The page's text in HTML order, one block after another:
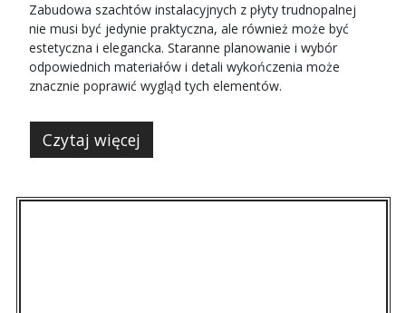
Zabudowa szachtów instalacyjnych z płyty trudnopalnej
nie musi być jedynie praktyczna, ale również może być
estetyczna i elegancka. Staranne planowanie i wybór
odpowiednich materiałów i detali wykończenia może
znacznie poprawić wygląd tych elementów.
Czytaj więcej